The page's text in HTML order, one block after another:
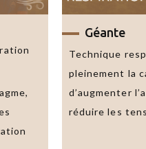
Géante
Technique
pleinement la
d’augmenter
réduire les